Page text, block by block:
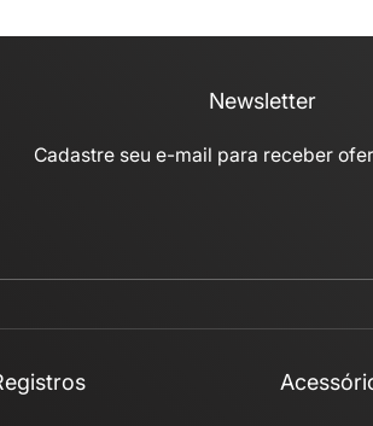
Newsletter
Cadastre seu e-mail para receber